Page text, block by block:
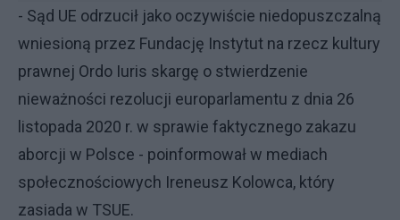
- Sąd UE odrzucił jako oczywiście niedopuszczalną
wniesioną przez Fundację Instytut na rzecz kultury
prawnej Ordo Iuris skargę o stwierdzenie
nieważności rezolucji europarlamentu z dnia 26
listopada 2020 r. w sprawie faktycznego zakazu
aborcji w Polsce - poinformował w mediach
społecznościowych Ireneusz Kolowca, który
zasiada w TSUE.